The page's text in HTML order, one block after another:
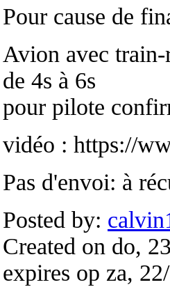
Pour cause de
Avion avec
de 4s à 6s
pour pilote
vidéo : https://
Pas d'envoi: à
Posted by:
Created on do,
expires op za,